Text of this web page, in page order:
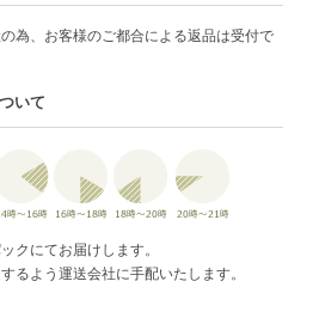
為、お客様のご都合による返品は受付で
いて
クにてお届けします。
るよう運送会社に手配いたします。